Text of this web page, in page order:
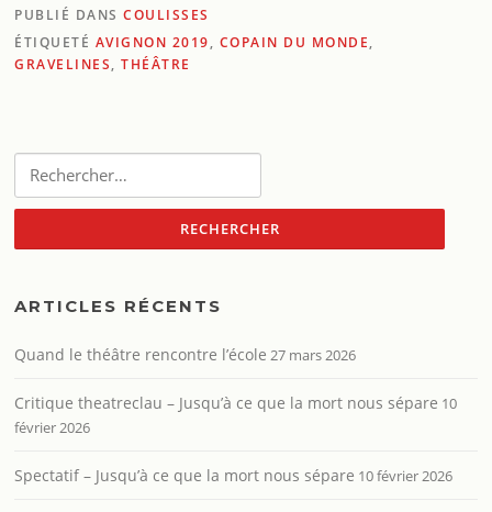
PUBLIÉ DANSCOULISSES
ÉTIQUETÉ AVIGNON 2019, COPAIN DU MONDE,
GRAVELINES,THÉÂTRE
Rechercher :
ARTICLES RÉCENTS
Quand le théâtre rencontre l’école 27 mars 2026
Critique theatreclau – Jusqu’à ce que la mort nous sépare 10
février 2026
Spectatif – Jusqu’à ce que la mort nous sépare 10 février 2026